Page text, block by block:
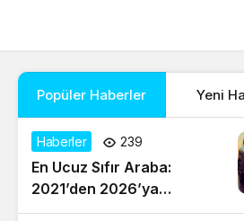
Popüler Haberler Yeni
Haberler 239
En Ucuz Sıfır Araba:
2021’den 2026’ya
Türkiye’de Uygun Fiyatlı